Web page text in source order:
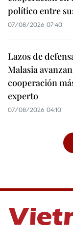
político entre
07/08/2026 07:40
Lazos de
Malasia
cooperación
experto
07/08/2026 04:10